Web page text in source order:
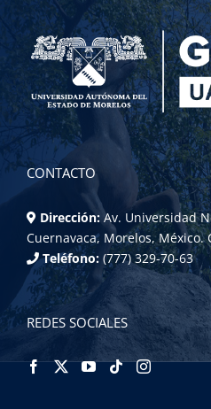
CONTACTO
Dirección: Av. Universidad
Cuernavaca, Morelos, México.
Teléfono: (777) 329-70-63
REDES SOCIALES